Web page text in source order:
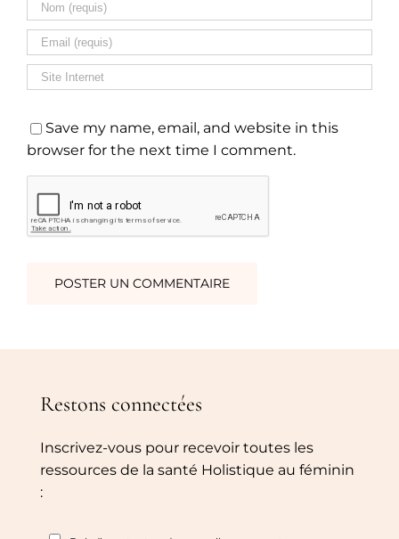
Save my name, email, and website in this
browser for the next time I comment.
Restons connectées
Inscrivez-vous pour recevoir toutes les
ressources de la santé Holistique au féminin
: